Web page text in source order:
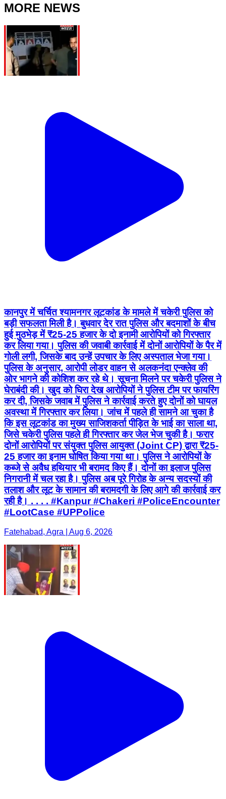
MORE NEWS
कानपुर में चर्चित श्यामनगर लूटकांड के मामले में चकेरी पुलिस को
बड़ी सफलता मिली है। बुधवार देर रात पुलिस और बदमाशों के बीच
हुई मुठभेड़ में ₹25-25 हजार के दो इनामी आरोपियों को गिरफ्तार
कर लिया गया। पुलिस की जवाबी कार्रवाई में दोनों आरोपियों के पैर में
गोली लगी, जिसके बाद उन्हें उपचार के लिए अस्पताल भेजा गया।
पुलिस के अनुसार, आरोपी लोडर वाहन से अलकनंदा एन्क्लेव की
ओर भागने की कोशिश कर रहे थे। सूचना मिलने पर चकेरी पुलिस ने
घेराबंदी की। खुद को घिरा देख आरोपियों ने पुलिस टीम पर फायरिंग
कर दी, जिसके जवाब में पुलिस ने कार्रवाई करते हुए दोनों को घायल
अवस्था में गिरफ्तार कर लिया। जांच में पहले ही सामने आ चुका है
कि इस लूटकांड का मुख्य साजिशकर्ता पीड़ित के भाई का साला था,
जिसे चकेरी पुलिस पहले ही गिरफ्तार कर जेल भेज चुकी है। फरार
दोनों आरोपियों पर संयुक्त पुलिस आयुक्त (Joint CP) द्वारा ₹25-
25 हजार का इनाम घोषित किया गया था। पुलिस ने आरोपियों के
कब्जे से अवैध हथियार भी बरामद किए हैं। दोनों का इलाज पुलिस
निगरानी में चल रहा है। पुलिस अब पूरे गिरोह के अन्य सदस्यों की
तलाश और लूट के सामान की बरामदगी के लिए आगे की कार्रवाई कर
रही है। . . . . #Kanpur #Chakeri #PoliceEncounter
#LootCase #UPPolice
Fatehabad, Agra | Aug 6, 2026